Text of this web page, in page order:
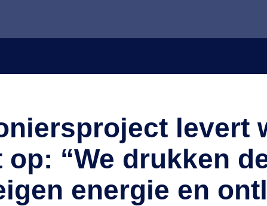
levert
“We drukken
energie en